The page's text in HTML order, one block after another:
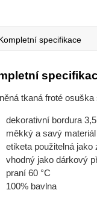
specifikace
tkaná froté
dekorativní bordura
měkký a savý materiál
etiketa použitelná jako
vhodný jako dárkový
praní 60 °C
100% bavlna